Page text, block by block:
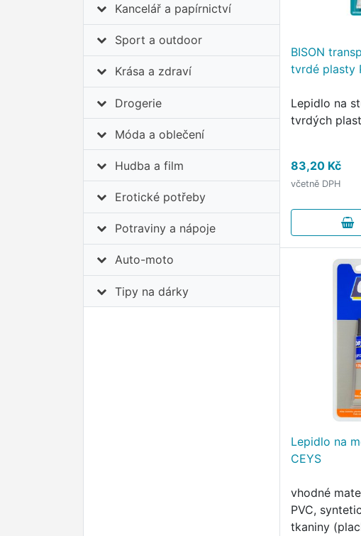
Kancelář a papírnictví
Sport a outdoor
Krása a zdraví
Drogerie
Móda a oblečení
Hudba a film
Erotické potřeby
Potraviny a nápoje
Auto-moto
Tipy na dárky
BISON
tvrdé plasty
Lepidlo na
tvrdých
83,20 Kč
včetně DPH
Lepidlo na
CEYS
vhodné
PVC,
tkaniny